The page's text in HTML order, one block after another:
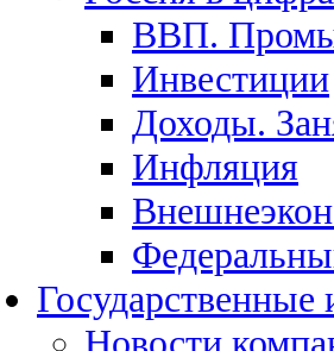
ВВП.
Инвестиции
Доходы.
Инфляция